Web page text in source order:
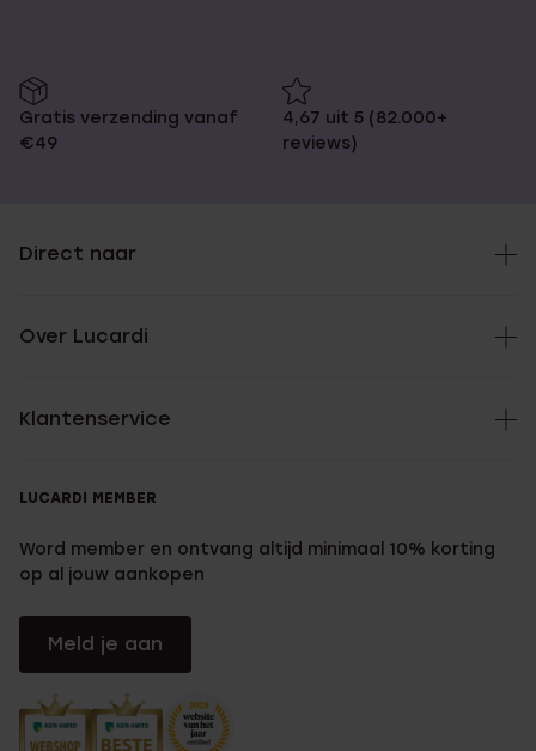
Gratis verzending vanaf
€49
4,67 uit 5 (82.000+
reviews)
Direct naar
Over Lucardi
Klantenservice
LUCARDI MEMBER
Word member en ontvang altijd minimaal 10% korting
op al jouw aankopen
Meld je aan